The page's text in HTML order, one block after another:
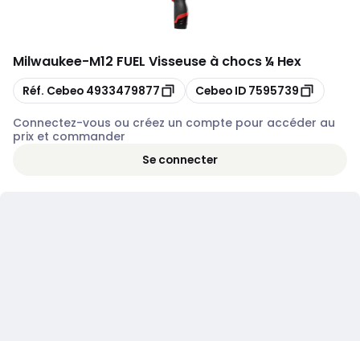
Milwaukee-M12 FUEL Visseuse à chocs ¼ Hex
Copier
Réf. Cebeo 4933479877 Copier
Cebeo ID 7595739
Connectez-vous ou créez un compte pour accéder au
prix et commander
Se connecter